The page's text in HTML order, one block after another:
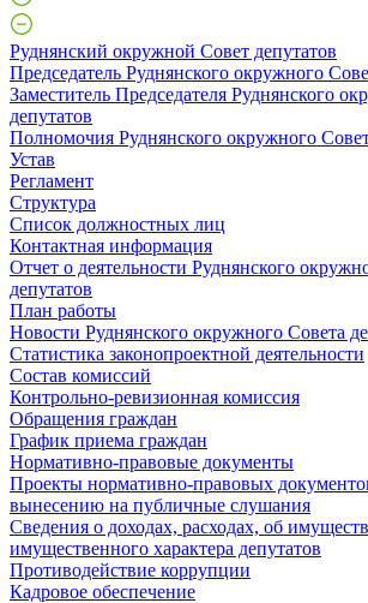
Руднянский окружной Совет депутатов
Председатель Руднянского окружного
Заместитель Председателя Руднянского
депутатов
Полномочия Руднянского окружного
Устав
Регламент
Структура
Список должностных лиц
Контактная информация
Отчет о деятельности Руднянского
депутатов
План работы
Новости Руднянского окружного Совета
Статистика законопроектной деятельности
Состав комиссий
Контрольно-ревизионная комиссия
Обращения граждан
График приема граждан
Нормативно-правовые документы
Проекты нормативно-правовых
вынесению на публичные слушания
Сведения о доходах, расходах, об
имущественного характера депутатов
Противодействие коррупции
Кадровое обеспечение